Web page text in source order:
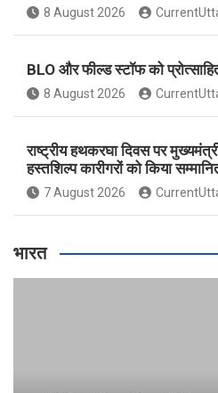
8 August 2026
BLO और फील्ड स्टॉफ को
8 August 2026
राष्ट्रीय हथकरघा दिवस पर
हस्तशिल्प कारीगरों को किया
7 August 2026
भारत